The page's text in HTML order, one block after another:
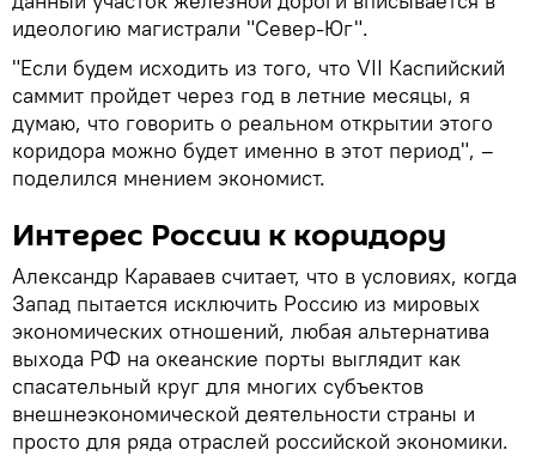
идеологию магистрали "Север-Юг".
"Если будем исходить из того, что VII Каспийский
саммит пройдет через год в летние месяцы, я
думаю, что говорить о реальном открытии этого
коридора можно будет именно в этот период", –
поделился мнением экономист.
Интерес России к коридору
Александр Караваев считает, что в условиях, когда
Запад пытается исключить Россию из мировых
экономических отношений, любая альтернатива
выхода РФ на океанские порты выглядит как
спасательный круг для многих субъектов
внешнеэкономической деятельности страны и
просто для ряда отраслей российской экономики.